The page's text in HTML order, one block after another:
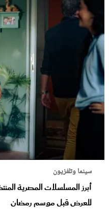
سينما وتلفزيون
أبرز المسلسلات المصرية
للعرض قبل موسم رمضان